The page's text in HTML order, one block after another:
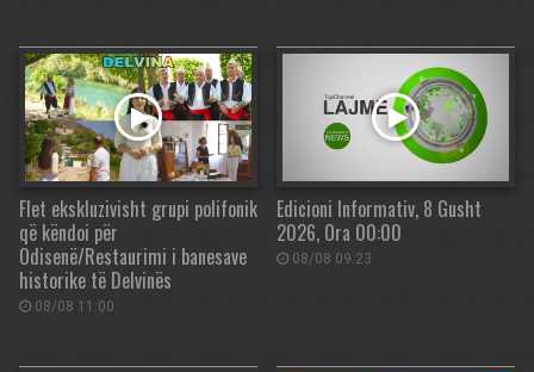
Flet ekskluzivisht grupi polifonik
që këndoi për
Odisenë/Restaurimi i banesave
historike të Delvinës
08/08 11:00
Edicioni Informativ, 8 Gusht
2026, Ora 00:00
08/08 09:23